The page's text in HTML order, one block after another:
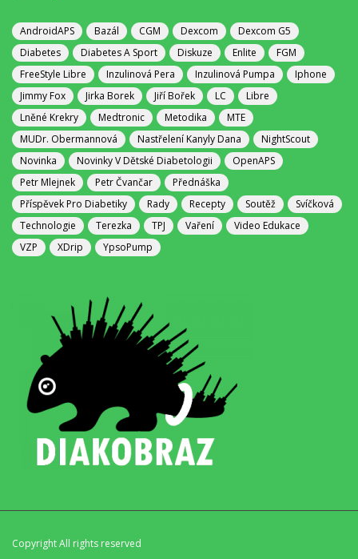
AndroidAPS Bazál CGM Dexcom
Dexcom G5
Diabetes
Diabetes A Sport Diskuze Enlite
FGM
FreeStyle Libre
Inzulinová Pera Inzulinová Pumpa
Iphone
Jimmy Fox
Jirka Borek Jiří Bořek LC
Libre
Lněné Krekry
Medtronic Metodika
MTE
MUDr. Obermannová
Nastřelení Kanyly Dana
NightScout
Novinka
Novinky V Dětské Diabetologii
OpenAPS
Petr Mlejnek
Petr Čvančar
Přednáška
Příspěvek Pro Diabetiky
Rady Recepty Soutěž
Svíčková
Technologie
Terezka TPJ Vaření
Video Edukace
VZP
XDrip YpsoPump
Copyright All rights reserved